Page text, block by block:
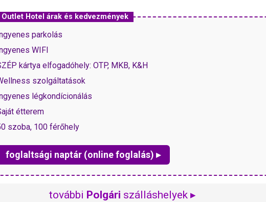
Outlet Hotel árak és kedvezmények
parkolás
WIFI
kártya elfogadóhely: OTP, MKB, K&H
szolgáltatások
légkondícionálás
étterem
szoba, 100 férőhely
foglaltsági naptár (online foglalás) ▸
további Polgári szálláshelyek ▸